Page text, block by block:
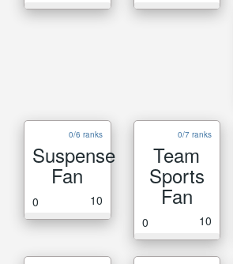
0/6 ranks
Suspense
Fan
0 10
0/7 ranks
Team
Sports
Fan
0 10